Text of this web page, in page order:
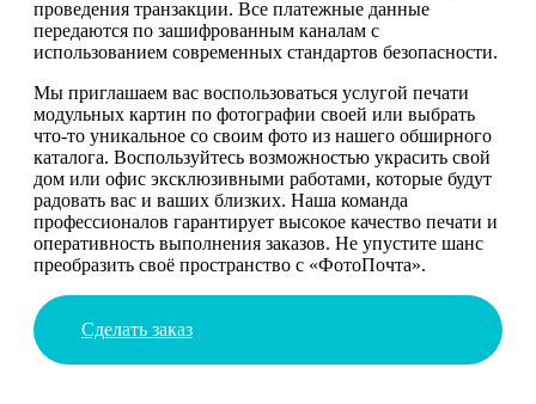
проведения транзакции. Все платежные данные
передаются по зашифрованным каналам с
использованием современных стандартов безопасности.
Мы приглашаем вас воспользоваться услугой печати
модульных картин по фотографии своей или выбрать
что-то уникальное со своим фото из нашего обширного
каталога. Воспользуйтесь возможностью украсить свой
дом или офис эксклюзивными работами, которые будут
радовать вас и ваших близких. Наша команда
профессионалов гарантирует высокое качество печати и
оперативность выполнения заказов. Не упустите шанс
преобразить своё пространство с «ФотоПочта».
Сделать заказ